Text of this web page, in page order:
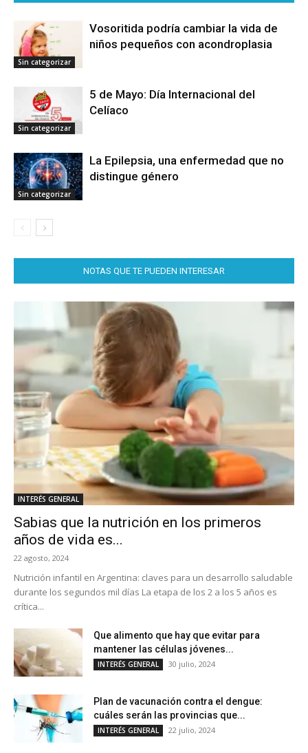
Sin categorizar
Vosoritida podría cambiar la vida de
niños pequeños con acondroplasia
Sin categorizar
5 de Mayo: Día Internacional del
Celíaco
Sin categorizar
La Epilepsia, una enfermedad que no
distingue género
NOTAS QUE TE PUEDEN INTERESAR
INTERÉS GENERAL
Sabias que la nutrición en los primeros
años de vida es...
22 agosto, 2024
Nutrición infantil en Argentina: claves para un desarrollo saludable
durante los segundos mil días La etapa de los 2 a los 5 años es
crítica...
Que alimento que hay que evitar para
mantener las células jóvenes...
INTERÉS GENERAL 30 julio, 2024
Plan de vacunación contra el dengue:
cuáles serán las provincias que...
INTERÉS GENERAL 22 julio, 2024